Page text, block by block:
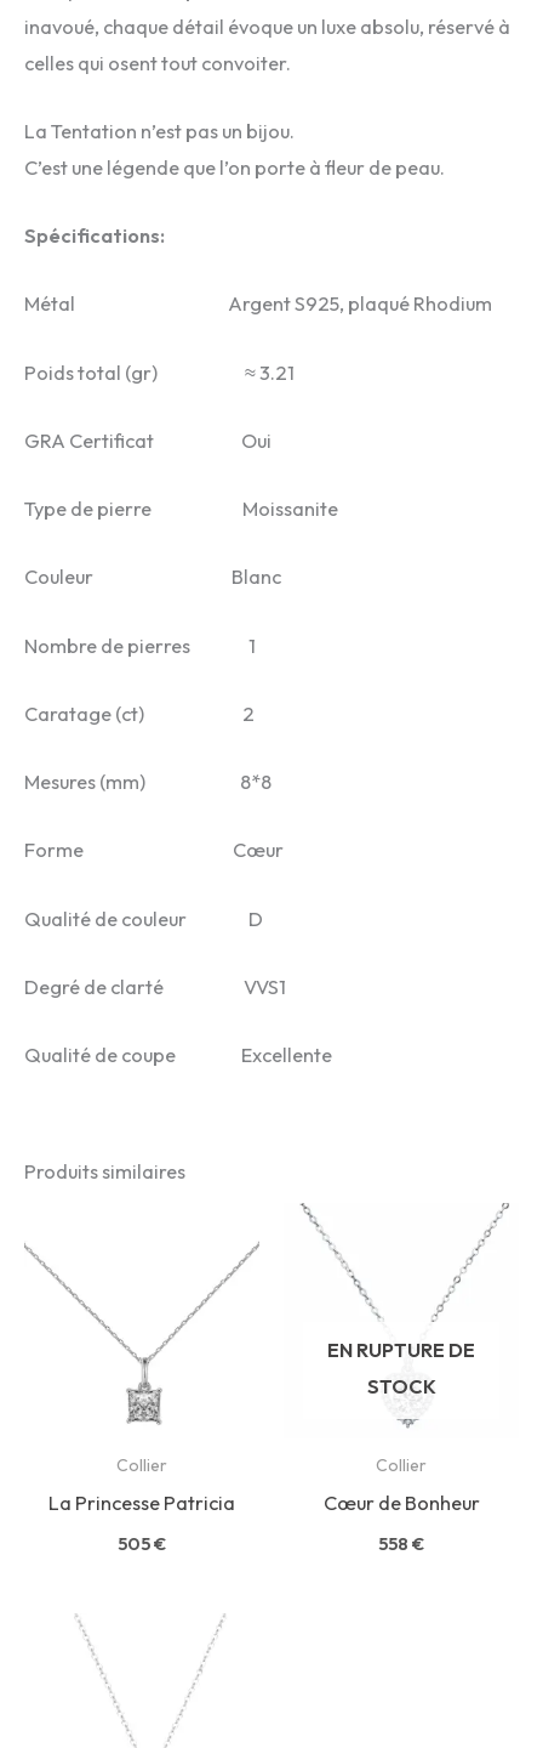
inavoué, chaque détail évoque un luxe absolu, réservé à
celles qui osent tout convoiter.
La Tentation n’est pas un bijou.
C’est une légende que l’on porte à fleur de peau.
Spécifications:
Métal Argent S925, plaqué Rhodium
Poids total (gr) ≈ 3.21
GRA Certificat Oui
Type de pierre Moissanite
Couleur Blanc
Nombre de pierres 1
Caratage (ct) 2
Mesures (mm) 8*8
Forme Cœur
Qualité de couleur D
Degré de clarté VVS1
Qualité de coupe Excellente
Produits similaires
Collier
La Princesse Patricia
505€
EN RUPTURE DE
STOCK
Collier
Cœur de Bonheur
558 €